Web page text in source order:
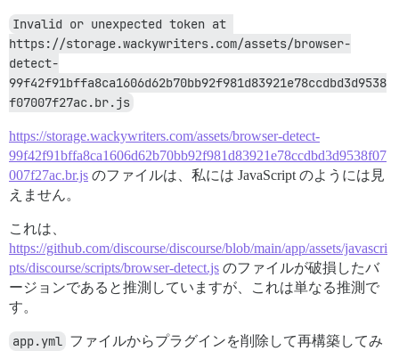
Invalid or unexpected token at
https://storage.wackywriters.com/assets/browser-
detect-
99f42f91bffa8ca1606d62b70bb92f981d83921e78ccdbd3d9538
f07007f27ac.br.js
https://storage.wackywriters.com/assets/browser-detect-
99f42f91bffa8ca1606d62b70bb92f981d83921e78ccdbd3d9538f07
007f27ac.br.js のファイルは、私には JavaScript のようには見
えません。
これは、
https://github.com/discourse/discourse/blob/main/app/assets/javascri
pts/discourse/scripts/browser-detect.js のファイルが破損したバ
ージョンであると推測していますが、これは単なる推測で
す。
app.yml ファイルからプラグインを削除して再構築してみ